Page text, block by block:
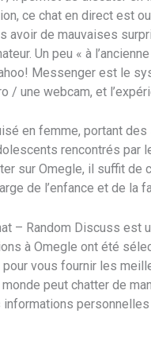
ce chat en direct est
avoir de mauvaises
Un peu « à
Messenger est le
/ une webcam, et
en femme, portant
rencontrés par
sur Omegle, il suffit de
de l’enfance et de la
– Random Discuss est
à Omegle ont été
vous fournir les
peut chatter de